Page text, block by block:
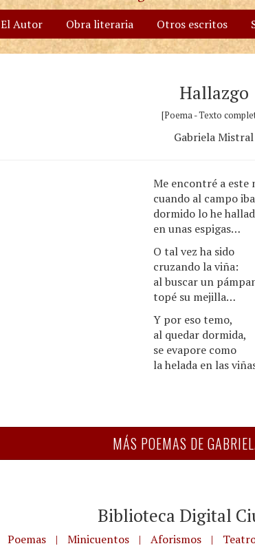
El Autor Obra literaria Otros escritos
Hallazgo
[Poema - Texto
Gabriela Mistral
Me encontré a este
cuando al campo
dormido lo he
en unas espigas…
O tal vez ha sido
cruzando la viña:
al buscar un
topé su mejilla…
Y por eso temo,
al quedar dormida,
se evapore como
la helada en las
MÁS POEMAS DE
Biblioteca Digital
Poemas | Minicuentos | Aforismos |